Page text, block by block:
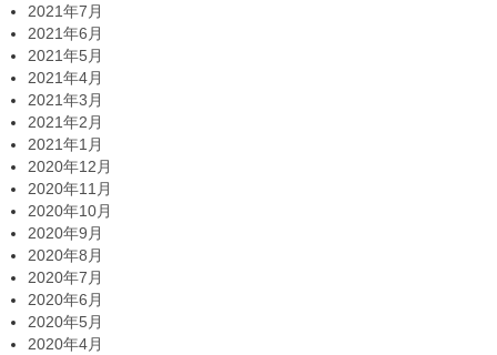
2021年7月
2021年6月
2021年5月
2021年4月
2021年3月
2021年2月
2021年1月
2020年12月
2020年11月
2020年10月
2020年9月
2020年8月
2020年7月
2020年6月
2020年5月
2020年4月